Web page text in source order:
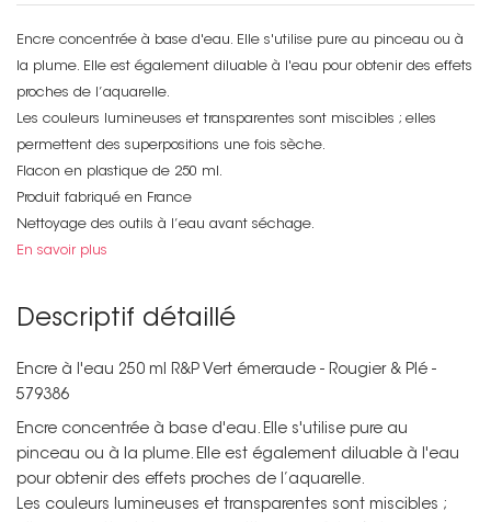
Encre concentrée à base d'eau. Elle s'utilise pure au pinceau ou à
la plume. Elle est également diluable à l'eau pour obtenir des effets
proches de l’aquarelle.
Les couleurs lumineuses et transparentes sont miscibles ; elles
permettent des superpositions une fois sèche.
Flacon en plastique de 250 ml.
Produit fabriqué en France
Nettoyage des outils à l’eau avant séchage.
En savoir plus
Descriptif détaillé
Encre à l'eau 250 ml R&P Vert émeraude - Rougier & Plé -
579386
Encre concentrée à base d'eau. Elle s'utilise pure au
pinceau ou à la plume. Elle est également diluable à l'eau
pour obtenir des effets proches de l’aquarelle.
Les couleurs lumineuses et transparentes sont miscibles ;